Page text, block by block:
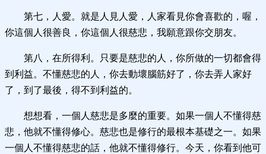
第七，人愛。就是人見人愛，人家看見你會喜歡的，喔，
你這個人很善良，你這個人很慈悲，我願意跟你交朋友。
第八，在所得利。只要是慈悲的人，你所做的一切都會得
到利益。不懂慈悲的人，你去動壞腦筋好了，你去弄人家好
了，到了最後，得不到利益的。
想想看，一個人慈悲是多麼的重要。如果一個人不懂得慈
悲，他就不懂得修心。慈悲也是修行的最根本基礎之一。如果
一個人不懂得慈悲的話，他就不懂得修行。今天，你看到他可